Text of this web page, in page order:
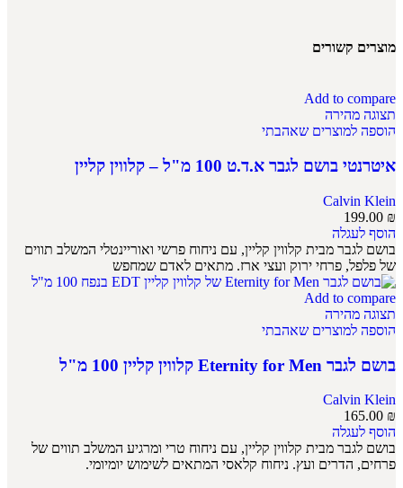
מוצרים קשורים
Add to compare
תצוגה מהירה
הוספה למוצרים שאהבתי
איטרנטי בושם לגבר א.ד.ט 100 מ"ל – קלווין קליין
Calvin Klein
199.00 ₪
הוסף לעגלה
בושם לגבר מבית קלווין קליין, עם ניחוח פרשי ואוריינטלי המשלב תווים
של פלפל, פרחי ירוק ועצי ארז. מתאים לאדם שמחפש
Add to compare
תצוגה מהירה
הוספה למוצרים שאהבתי
בושם לגבר Eternity for Men קלווין קליין 100 מ"ל
Calvin Klein
165.00 ₪
הוסף לעגלה
בושם לגבר מבית קלווין קליין, עם ניחוח טרי ומרגיע המשלב תווים של
פרחים, הדרים ועץ. ניחוח קלאסי המתאים לשימוש יומיומי.